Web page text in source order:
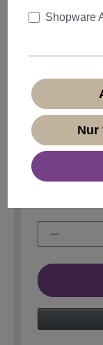
ab5
ab20
2,49 €*
* Preise inkl.
Sofort
Shopware
Nur